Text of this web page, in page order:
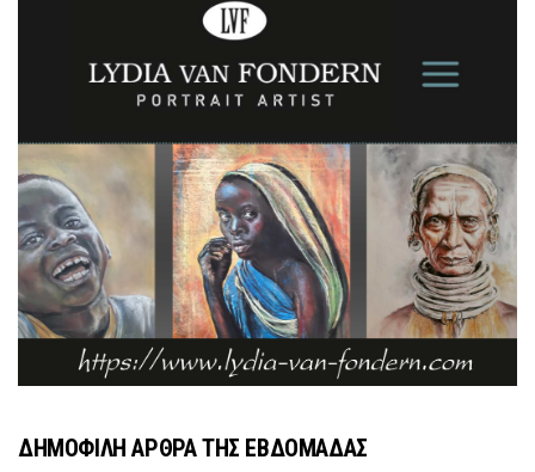
ΔΗΜΟΦΙΛΗ ΑΡΘΡΑ ΤΗΣ ΕΒΔΟΜΑΔΑΣ